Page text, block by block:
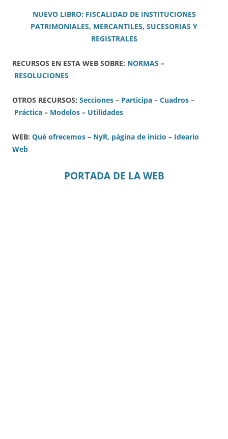
NUEVO LIBRO: FISCALIDAD DE INSTITUCIONES
PATRIMONIALES, MERCANTILES, SUCESORIAS Y
REGISTRALES
RECURSOS EN ESTA WEB SOBRE: NORMAS –
RESOLUCIONES
OTROS RECURSOS: Secciones – Participa – Cuadros –
Práctica – Modelos – Utilidades
WEB: Qué ofrecemos – NyR, página de inicio – Ideario
Web
PORTADA DE LA WEB